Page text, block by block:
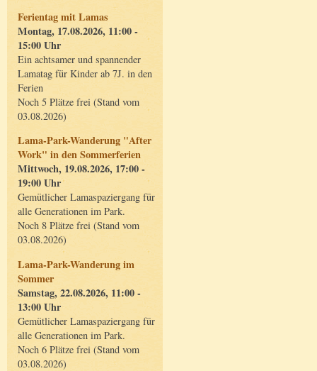
Ferientag mit Lamas
Montag, 17.08.2026, 11:00 -
15:00 Uhr
Ein achtsamer und spannender
Lamatag für Kinder ab 7J. in den
Ferien
Noch 5 Plätze frei (Stand vom
03.08.2026)
Lama-Park-Wanderung "After
Work" in den Sommerferien
Mittwoch, 19.08.2026, 17:00 -
19:00 Uhr
Gemütlicher Lamaspaziergang für
alle Generationen im Park.
Noch 8 Plätze frei (Stand vom
03.08.2026)
Lama-Park-Wanderung im
Sommer
Samstag, 22.08.2026, 11:00 -
13:00 Uhr
Gemütlicher Lamaspaziergang für
alle Generationen im Park.
Noch 6 Plätze frei (Stand vom
03.08.2026)